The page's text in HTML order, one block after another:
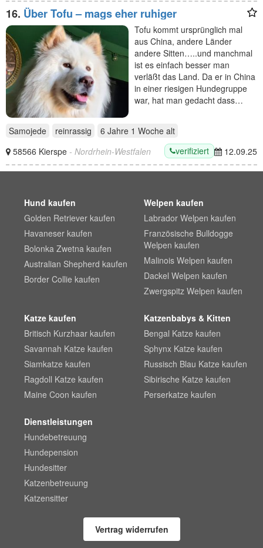
16. Über Tofu – mags eher ruhiger
Tofu kommt ursprünglich mal
aus China, andere Länder
andere Sitten…..und manchmal
ist es einfach besser man
verläßt das Land. Da er in China
in einer riesigen Hundegruppe
war, hat man gedacht dass…
Samojede reinrassig 6 Jahre 1 Woche alt
58566 Kierspe - Nordrhein-Westfalen verifiziert 12.09.25
Hund kaufen
Golden Retriever kaufen
Havaneser kaufen
Bolonka Zwetna kaufen
Australian Shepherd kaufen
Border Collie kaufen
Welpen kaufen
Labrador Welpen kaufen
Französische Bulldogge
Welpen kaufen
Malinois Welpen kaufen
Dackel Welpen kaufen
Zwergspitz Welpen kaufen
Katze kaufen
Britisch Kurzhaar kaufen
Savannah Katze kaufen
Siamkatze kaufen
Ragdoll Katze kaufen
Maine Coon kaufen
Katzenbabys & Kitten
Bengal Katze kaufen
Sphynx Katze kaufen
Russisch Blau Katze kaufen
Sibirische Katze kaufen
Perserkatze kaufen
Dienstleistungen
Hundebetreuung
Hundepension
Hundesitter
Katzenbetreuung
Katzensitter
Vertrag widerrufen